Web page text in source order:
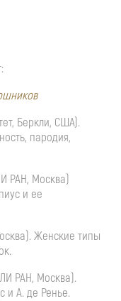
Беркли, США).
пародия,
РАН, Москва)
и ее
Женские типы
РАН, Москва).
и А. де Ренье.